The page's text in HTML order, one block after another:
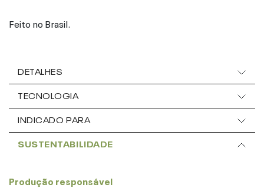
Feito no Brasil.
DETALHES
TECNOLOGIA
INDICADO PARA
SUSTENTABILIDADE
Produção responsável